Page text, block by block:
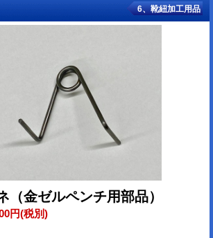
6、靴紐加工用品
（金ゼルペンチ用部品）
円(税別)